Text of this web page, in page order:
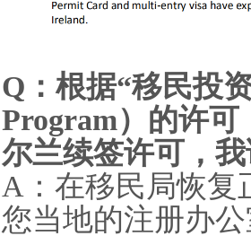
Q：根据“移民投
Program）的许
尔兰续签许可，
A：在移民局恢复
您当地的注册办